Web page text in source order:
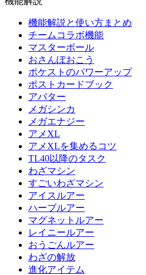
機能解説と使い方まとめ
チームコラボ機能
マスターボール
おさんぽおこう
ポケストのパワーアップ
ポストカードブック
アバター
メガシンカ
メガエナジー
アメXL
アメXLを集めるコツ
TL40以降のタスク
わざマシン
すごいわざマシン
アイスルアー
ハーブルアー
マグネットルアー
レイニールアー
おうごんルアー
わざの解放
進化アイテム